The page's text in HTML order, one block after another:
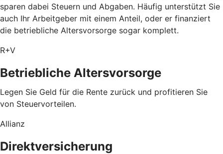
sparen dabei Steuern und Abgaben. Häufig unterstützt Sie
auch Ihr Arbeitgeber mit einem Anteil, oder er finanziert
die betriebliche Altersvorsorge sogar komplett.
R+V
Betriebliche Altersvorsorge
Legen Sie Geld für die Rente zurück und profitieren Sie
von Steuervorteilen.
Allianz
Direktversicherung